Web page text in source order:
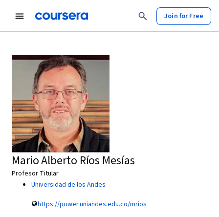
Join for Free
Mario Alberto Ríos Mesías
Profesor Titular
Universidad de los Andes
https://power.uniandes.edu.co/mrios